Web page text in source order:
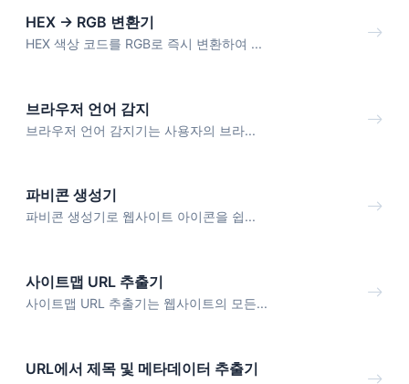
HEX → RGB 변환기
HEX 색상 코드를 RGB로 즉시 변환하여 ...
브라우저 언어 감지
브라우저 언어 감지기는 사용자의 브라...
파비콘 생성기
파비콘 생성기로 웹사이트 아이콘을 쉽...
사이트맵 URL 추출기
사이트맵 URL 추출기는 웹사이트의 모든...
URL에서 제목 및 메타데이터 추출기